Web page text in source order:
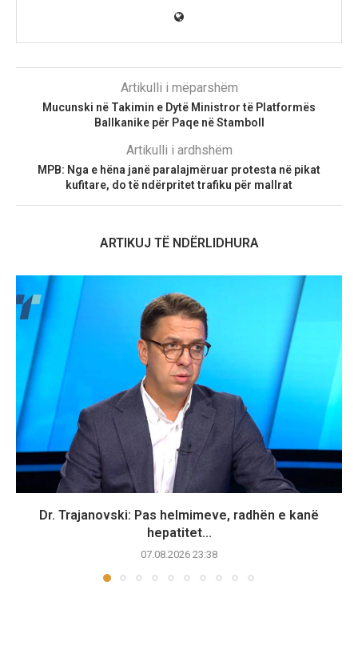
Artikulli i mëparshëm
Mucunski në Takimin e Dytë Ministror të Platformës
Ballkanike për Paqe në Stamboll
Artikulli i ardhshëm
MPB: Nga e hëna janë paralajmëruar protesta në pikat
kufitare, do të ndërpritet trafiku për mallrat
ARTIKUJ TË NDËRLIDHURA
Dr. Trajanovski: Pas helmimeve, radhën e kanë
hepatitet...
07.08.2026 23:38